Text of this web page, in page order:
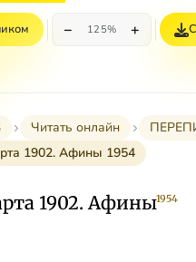
− 125% +
Читать онлайн
1902. Афины 1954
1902. Афины1954